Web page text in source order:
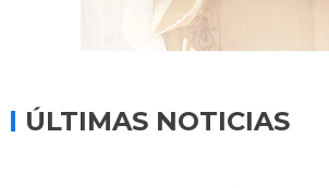
ÚLTIMAS NOTICIAS